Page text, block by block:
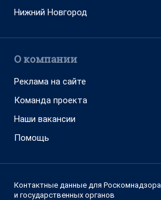
Нижний Новгород
О компании
Реклама на сайте
Команда проекта
Наши вакансии
Помощь
Контактные данные для Роскомнадзора
и государственных органов